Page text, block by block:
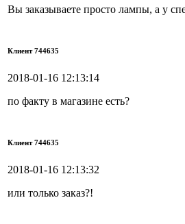
Вы заказываете просто лампы, а у
Клиент 744635
2018-01-16 12:13:14
по факту в магазине есть?
Клиент 744635
2018-01-16 12:13:32
или только заказ?!